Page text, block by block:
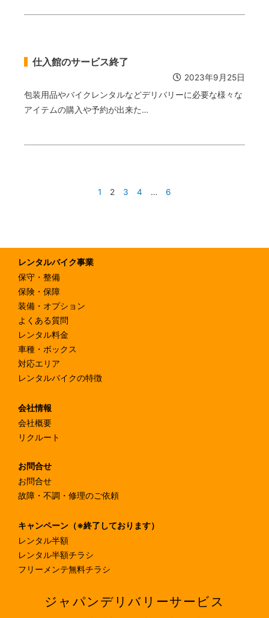
仕入館のサービス終了
2023年9月25日
包装用品やバイクレンタルなどデリバリーに必要な様々な
アイテムの購入や予約が出来た…
1 2 3 4 … 6
レンタルバイク事業
保守・整備
保険・保障
装備・オプション
よくある質問
レンタル料金
車種・ボックス
対応エリア
レンタルバイクの特徴
会社情報
会社概要
リクルート
お問合せ
お問合せ
故障・不調・修理のご依頼
キャンペーン（※終了しております）
レンタル半額
レンタル半額チラシ
フリーメンテ無料チラシ
ジャパンデリバリーサービス